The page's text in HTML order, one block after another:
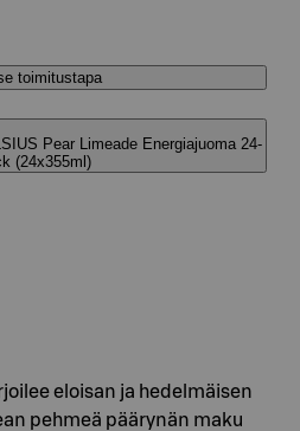
toimitustapa
Pear Limeade Energiajuoma 24-
(24x355ml)
eloisan ja hedelmäisen
pehmeä päärynän maku